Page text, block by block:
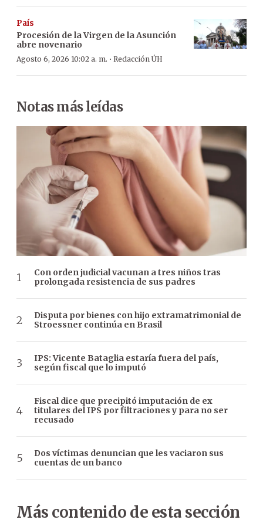
País
Procesión de la Virgen de la Asunción
abre novenario
Agosto 6, 2026 10:02 a. m. · Redacción ÚH
Notas más leídas
Con orden judicial vacunan a tres niños tras
prolongada resistencia de sus padres
Disputa por bienes con hijo extramatrimonial de
Stroessner continúa en Brasil
IPS: Vicente Bataglia estaría fuera del país,
según fiscal que lo imputó
Fiscal dice que precipitó imputación de ex
titulares del IPS por filtraciones y para no ser
recusado
Dos víctimas denuncian que les vaciaron sus
cuentas de un banco
Más contenido de esta sección